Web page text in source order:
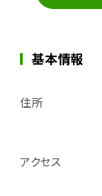
基本情報
住所
アクセス